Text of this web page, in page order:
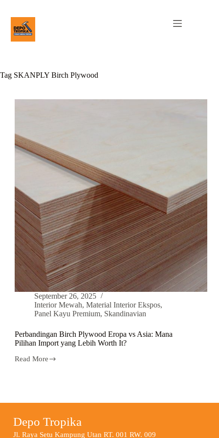
Tag SKANPLY Birch Plywood
September 26, 2025
Interior Mewah, Material Interior Ekspos,
Panel Kayu Premium, Skandinavian
Perbandingan Birch Plywood Eropa vs Asia: Mana
Pilihan Import yang Lebih Worth It?
Read More
Depo Tropika
Jl. Raya Setu Kampung Utan RT. 001 RW. 009